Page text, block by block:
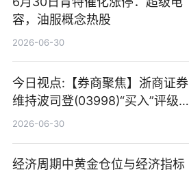
容，油服概念热股
2026-06-30
今日视点:【券商聚焦】浙商证券
维持波司登(03998)“买入”评级
指其业绩高质量稳增长
2026-06-30
经济周期中黄金仓位与经济指标